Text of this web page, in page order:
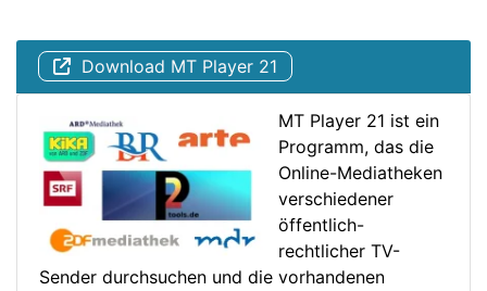
Download MT Player 21
MT Player 21 ist ein
Programm, das die
Online-Mediatheken
verschiedener
öffentlich-
rechtlicher TV-
Sender durchsuchen und die vorhandenen